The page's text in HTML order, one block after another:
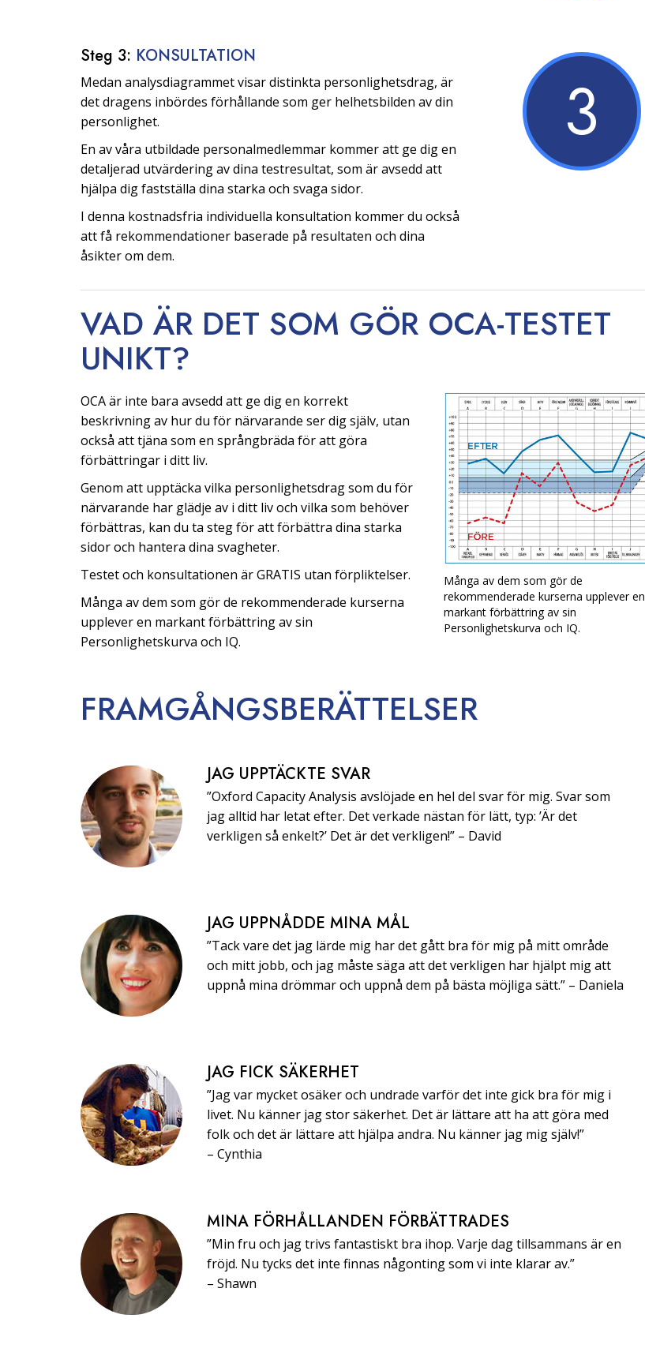
Steg 3: KONSULTATION
Medan analysdiagrammet visar distinkta personlighetsdrag, är
det dragens inbördes förhållande som ger helhetsbilden av din
personlighet.
En av våra utbildade personalmedlemmar kommer att ge dig en
detaljerad utvärdering av dina testresultat, som är avsedd att
hjälpa dig fastställa dina starka och svaga sidor.
I denna kostnadsfria individuella konsultation kommer du också
att få rekommendationer baserade på resultaten och dina
åsikter om dem.
3
VAD ÄR DET SOM GÖR OCA-TESTET
UNIKT?
OCA är inte bara avsedd att ge dig en korrekt
beskrivning av hur du för närvarande ser dig själv, utan
också att tjäna som en språngbräda för att göra
förbättringar i ditt liv.
Genom att upptäcka vilka personlighetsdrag som du för
närvarande har glädje av i ditt liv och vilka som behöver
förbättras, kan du ta steg för att förbättra dina starka
sidor och hantera dina svagheter.
Testet och konsultationen är GRATIS utan förpliktelser.
Många av dem som gör de rekommenderade kurserna
upplever en markant förbättring av sin
Personlighetskurva och IQ.
Många av dem som gör de
rekommenderade kurserna upplever en
markant förbättring av sin
Personlighetskurva och IQ.
FRAMGÅNGS­BERÄTTELSER
JAG UPPTÄCKTE SVAR
”Oxford Capacity Analysis avslöjade en hel del svar för mig. Svar som
jag alltid har letat efter. Det verkade nästan för lätt, typ: ’Är det
verkligen så enkelt?’ Det är det verkligen!” –⁠ ⁠David
JAG UPPNÅDDE MINA MÅL
”Tack vare det jag lärde mig har det gått bra för mig på mitt område
och mitt jobb, och jag måste säga att det verkligen har hjälpt mig att
uppnå mina drömmar och uppnå dem på bästa möjliga sätt.” –⁠ ⁠Daniela
JAG FICK SÄKERHET
”Jag var mycket osäker och undrade varför det inte gick bra för mig i
livet. Nu känner jag stor säkerhet. Det är lättare att ha att göra med
folk och det är lättare att hjälpa andra. Nu känner jag mig själv!”
–⁠ ⁠Cynthia
MINA FÖRHÅLLANDEN FÖRBÄTTRADES
”Min fru och jag trivs fantastiskt bra ihop. Varje dag tillsammans är en
fröjd. Nu tycks det inte finnas någonting som vi inte klarar av.”
–⁠ ⁠Shawn